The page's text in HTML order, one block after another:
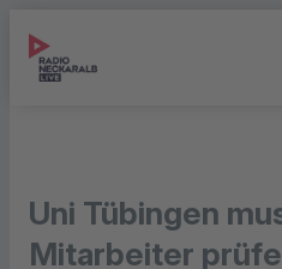
Uni Tübingen
Mitarbeiter